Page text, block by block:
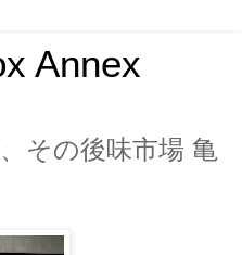
Annex
その後味市場 亀